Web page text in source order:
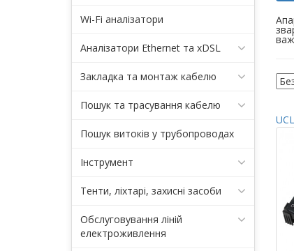
Wi-Fi аналізатори
Аналізатори Ethernet та xDSL
Закладка та монтаж кабелю
Пошук та трасування кабелю
Пошук витоків у трубопроводах
Інструмент
Тенти, ліхтарі, захисні засоби
Обслуговування ліній
електроживлення